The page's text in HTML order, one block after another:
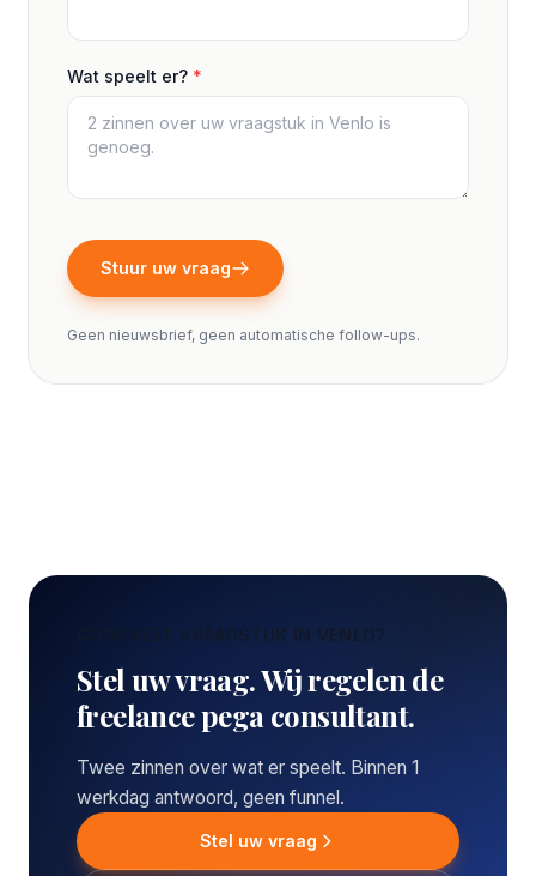
Wat speelt er? *
Stuur uw vraag
Geen nieuwsbrief, geen automatische follow-ups.
CONCREET VRAAGSTUK IN VENLO?
Stel uw vraag. Wij regelen de
freelance pega consultant.
Twee zinnen over wat er speelt. Binnen 1
werkdag antwoord, geen funnel.
Stel uw vraag